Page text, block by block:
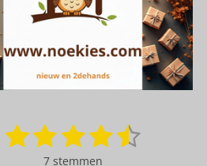
1 2 3 4 5
7 stemmen